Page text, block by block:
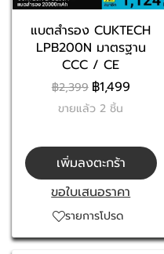
แบตสำรอง CUKTECH
LPB200N มาตรฐาน
CCC / CE
฿2,399 ฿1,499
ขายแล้ว 2 ชิ้น
เพิ่มลงตะกร้า
ขอใบเสนอราคา
รายการโปรด